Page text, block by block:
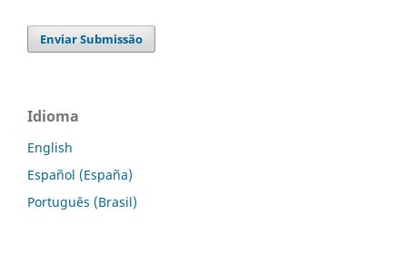
Enviar Submissão
Idioma
English
Español (España)
Português (Brasil)